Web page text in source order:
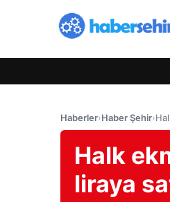
Haberler›Haber Şehir›
Halk
liraya